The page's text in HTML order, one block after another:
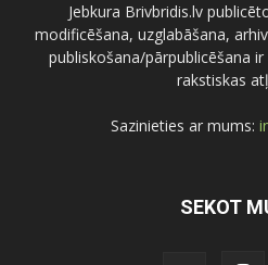
Jebkura Brivbridis.lv
modificēšana, uzglabāšana,
publiskošana/pārpublicēšana
rakstiskas
Sazinieties ar mums:
SEKOT